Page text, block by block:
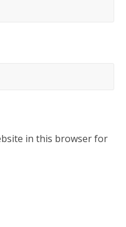
in this browser for